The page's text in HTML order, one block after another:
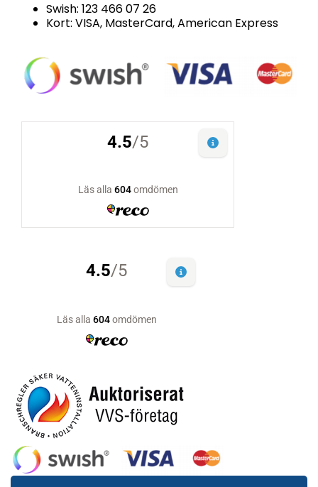
Swish: 123 466 07 26
Kort: VISA, MasterCard, American Express